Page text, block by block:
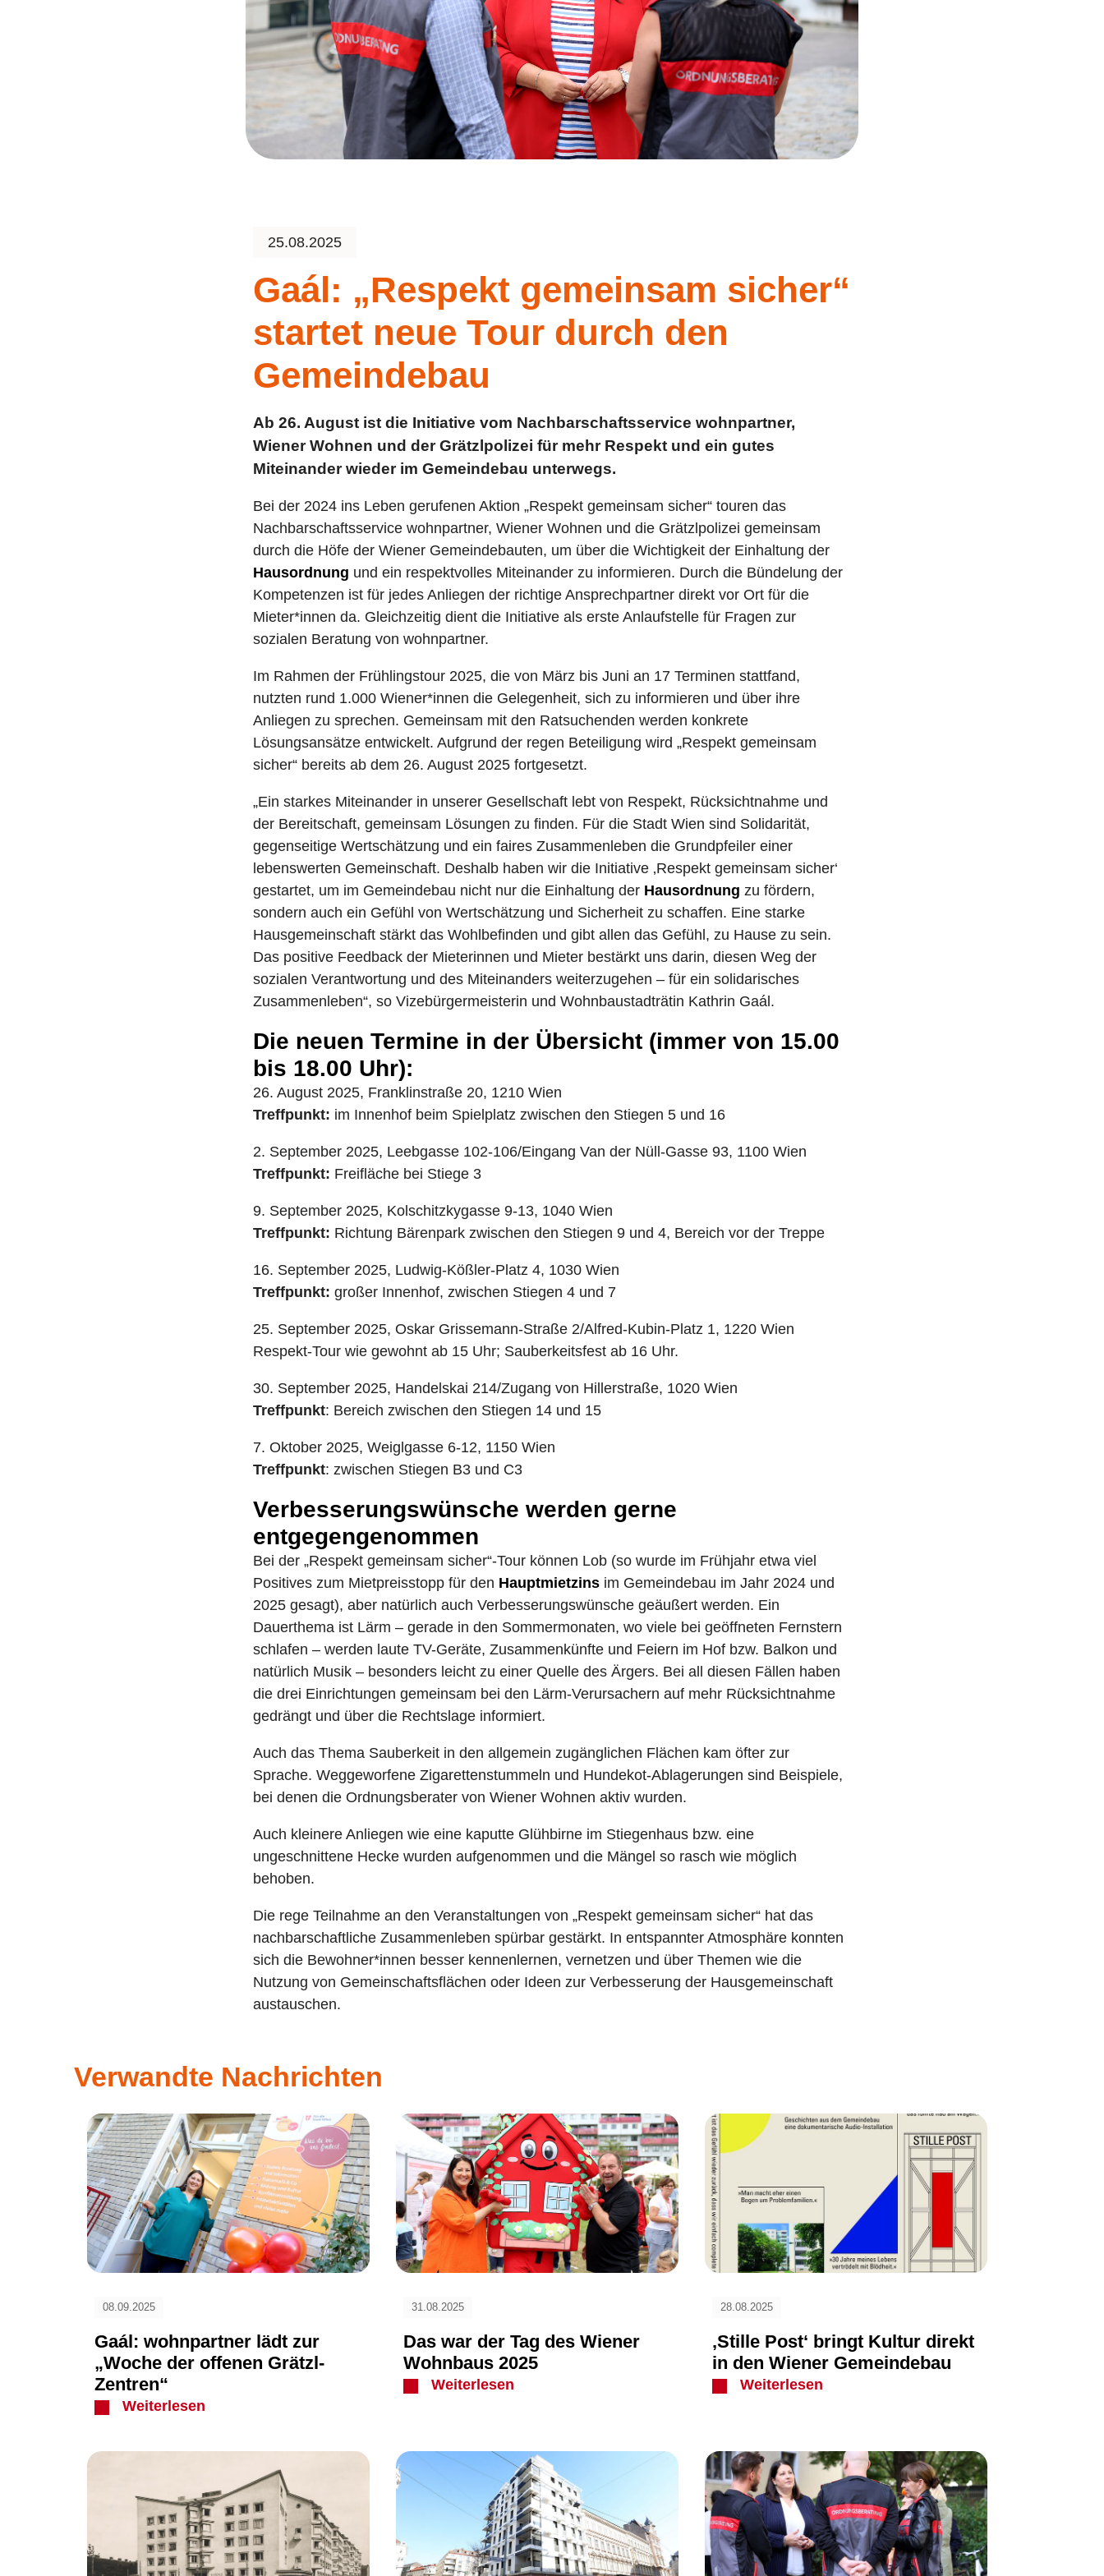
25.08.2025
Gaál: „Respekt gemeinsam sicher“
startet neue Tour durch den
Gemeindebau
Ab 26. August ist die Initiative vom Nachbarschaftsservice wohnpartner,
Wiener Wohnen und der Grätzlpolizei für mehr Respekt und ein gutes
Miteinander wieder im Gemeindebau unterwegs.
Bei der 2024 ins Leben gerufenen Aktion „Respekt gemeinsam sicher“ touren das
Nachbarschaftsservice wohnpartner, Wiener Wohnen und die Grätzlpolizei gemeinsam
durch die Höfe der Wiener Gemeindebauten, um über die Wichtigkeit der Einhaltung der
Hausordnung und ein respektvolles Miteinander zu informieren. Durch die Bündelung der
Kompetenzen ist für jedes Anliegen der richtige Ansprechpartner direkt vor Ort für die
Mieter*innen da. Gleichzeitig dient die Initiative als erste Anlaufstelle für Fragen zur
sozialen Beratung von wohnpartner.
Im Rahmen der Frühlingstour 2025, die von März bis Juni an 17 Terminen stattfand,
nutzten rund 1.000 Wiener*innen die Gelegenheit, sich zu informieren und über ihre
Anliegen zu sprechen. Gemeinsam mit den Ratsuchenden werden konkrete
Lösungsansätze entwickelt. Aufgrund der regen Beteiligung wird „Respekt gemeinsam
sicher“ bereits ab dem 26. August 2025 fortgesetzt.
„Ein starkes Miteinander in unserer Gesellschaft lebt von Respekt, Rücksichtnahme und
der Bereitschaft, gemeinsam Lösungen zu finden. Für die Stadt Wien sind Solidarität,
gegenseitige Wertschätzung und ein faires Zusammenleben die Grundpfeiler einer
lebenswerten Gemeinschaft. Deshalb haben wir die Initiative ‚Respekt gemeinsam sicher‘
gestartet, um im Gemeindebau nicht nur die Einhaltung der Hausordnung zu fördern,
sondern auch ein Gefühl von Wertschätzung und Sicherheit zu schaffen. Eine starke
Hausgemeinschaft stärkt das Wohlbefinden und gibt allen das Gefühl, zu Hause zu sein.
Das positive Feedback der Mieterinnen und Mieter bestärkt uns darin, diesen Weg der
sozialen Verantwortung und des Miteinanders weiterzugehen – für ein solidarisches
Zusammenleben“, so Vizebürgermeisterin und Wohnbaustadträtin Kathrin Gaál.
Die neuen Termine in der Übersicht (immer von 15.00
bis 18.00 Uhr):
26. August 2025, Franklinstraße 20, 1210 Wien
Treffpunkt: im Innenhof beim Spielplatz zwischen den Stiegen 5 und 16
2. September 2025, Leebgasse 102-106/Eingang Van der Nüll-Gasse 93, 1100 Wien
Treffpunkt: Freifläche bei Stiege 3
9. September 2025, Kolschitzkygasse 9-13, 1040 Wien
Treffpunkt: Richtung Bärenpark zwischen den Stiegen 9 und 4, Bereich vor der Treppe
16. September 2025, Ludwig-Kößler-Platz 4, 1030 Wien
Treffpunkt: großer Innenhof, zwischen Stiegen 4 und 7
25. September 2025, Oskar Grissemann-Straße 2/Alfred-Kubin-Platz 1, 1220 Wien
Respekt-Tour wie gewohnt ab 15 Uhr; Sauberkeitsfest ab 16 Uhr.
30. September 2025, Handelskai 214/Zugang von Hillerstraße, 1020 Wien
Treffpunkt: Bereich zwischen den Stiegen 14 und 15
7. Oktober 2025, Weiglgasse 6-12, 1150 Wien
Treffpunkt: zwischen Stiegen B3 und C3
Verbesserungswünsche werden gerne
entgegengenommen
Bei der „Respekt gemeinsam sicher“-Tour können Lob (so wurde im Frühjahr etwa viel
Positives zum Mietpreisstopp für den Hauptmietzins im Gemeindebau im Jahr 2024 und
2025 gesagt), aber natürlich auch Verbesserungswünsche geäußert werden. Ein
Dauerthema ist Lärm – gerade in den Sommermonaten, wo viele bei geöffneten Fernstern
schlafen – werden laute TV-Geräte, Zusammenkünfte und Feiern im Hof bzw. Balkon und
natürlich Musik – besonders leicht zu einer Quelle des Ärgers. Bei all diesen Fällen haben
die drei Einrichtungen gemeinsam bei den Lärm-Verursachern auf mehr Rücksichtnahme
gedrängt und über die Rechtslage informiert.
Auch das Thema Sauberkeit in den allgemein zugänglichen Flächen kam öfter zur
Sprache. Weggeworfene Zigarettenstummeln und Hundekot-Ablagerungen sind Beispiele,
bei denen die Ordnungsberater von Wiener Wohnen aktiv wurden.
Auch kleinere Anliegen wie eine kaputte Glühbirne im Stiegenhaus bzw. eine
ungeschnittene Hecke wurden aufgenommen und die Mängel so rasch wie möglich
behoben.
Die rege Teilnahme an den Veranstaltungen von „Respekt gemeinsam sicher“ hat das
nachbarschaftliche Zusammenleben spürbar gestärkt. In entspannter Atmosphäre konnten
sich die Bewohner*innen besser kennenlernen, vernetzen und über Themen wie die
Nutzung von Gemeinschaftsflächen oder Ideen zur Verbesserung der Hausgemeinschaft
austauschen.
Verwandte Nachrichten
08.09.2025
Gaál: wohnpartner lädt zur
„Woche der offenen Grätzl-
Zentren“
Weiterlesen
31.08.2025
Das war der Tag des Wiener
Wohnbaus 2025
Weiterlesen
28.08.2025
‚Stille Post‘ bringt Kultur direkt
in den Wiener Gemeindebau
Weiterlesen